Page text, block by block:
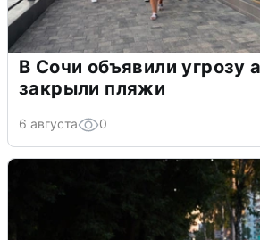
В Сочи объявили угрозу
закрыли пляжи
6 августа 0